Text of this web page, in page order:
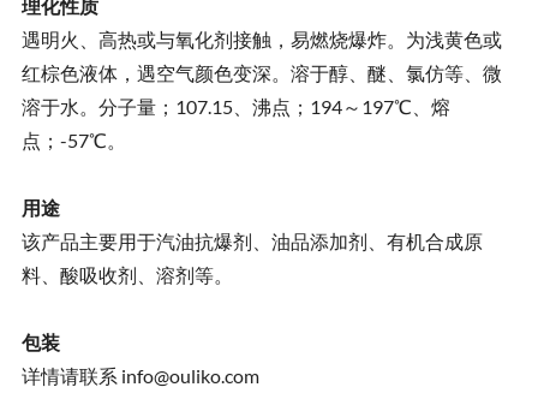
理化性质
遇明火、高热或与氧化剂接触，易燃烧爆炸。为浅黄色或
红棕色液体，遇空气颜色变深。溶于醇、醚、氯仿等、微
溶于水。分子量；107.15、沸点；194～197℃、熔
点；-57℃。
用途
该产品主要用于汽油抗爆剂、油品添加剂、有机合成原
料、酸吸收剂、溶剂等。
包装
详情请联系 info@ouliko.com